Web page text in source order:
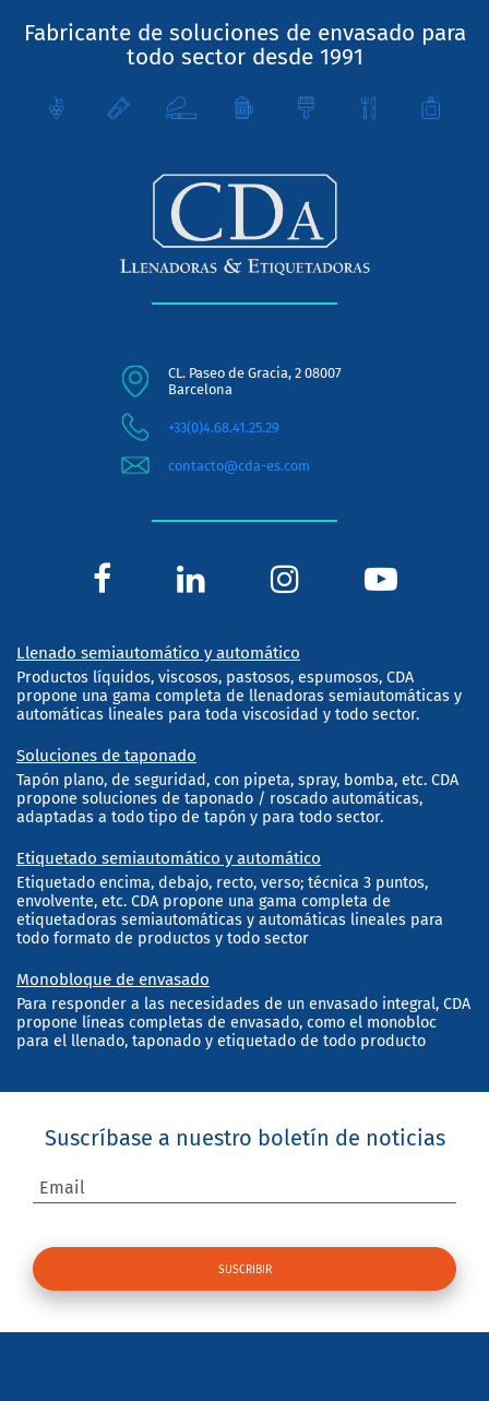
Fabricante de soluciones de envasado para
todo sector desde 1991
CL. Paseo de Gracia, 2 08007
Barcelona
+33(0)4.68.41.25.29
contacto@cda-es.com
Llenado semiautomático y automático
Productos líquidos, viscosos, pastosos, espumosos, CDA
propone una gama completa de llenadoras semiautomáticas y
automáticas lineales para toda viscosidad y todo sector.
Soluciones de taponado
Tapón plano, de seguridad, con pipeta, spray, bomba, etc. CDA
propone soluciones de taponado / roscado automáticas,
adaptadas a todo tipo de tapón y para todo sector.
Etiquetado semiautomático y automático
Etiquetado encima, debajo, recto, verso; técnica 3 puntos,
envolvente, etc. CDA propone una gama completa de
etiquetadoras semiautomáticas y automáticas lineales para
todo formato de productos y todo sector
Monobloque de envasado
Para responder a las necesidades de un envasado integral, CDA
propone líneas completas de envasado, como el monobloc
para el llenado, taponado y etiquetado de todo producto
Suscríbase a nuestro boletín de noticias
Email